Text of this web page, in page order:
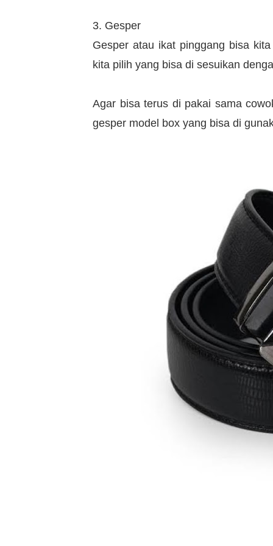
3. Gesper
Gesper atau ikat pinggang bisa
kita pilih yang bisa di sesuikan
Agar bisa terus di pakai sama
gesper model box yang bisa di